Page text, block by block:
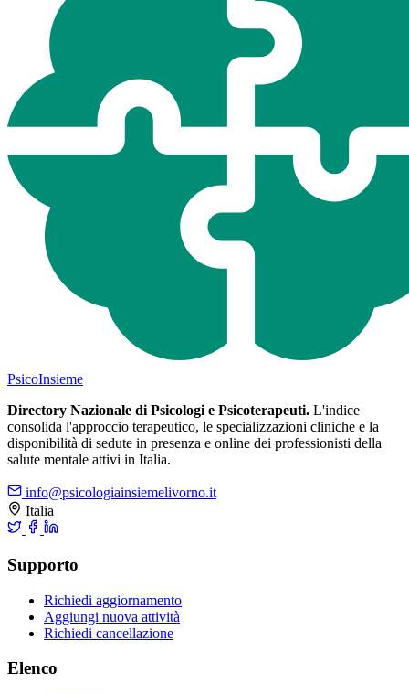
PsicoInsieme
Directory Nazionale di Psicologi e Psicoterapeuti. L'indice
consolida l'approccio terapeutico, le specializzazioni cliniche e la
disponibilità di sedute in presenza e online dei professionisti della
salute mentale attivi in Italia.
info@psicologiainsiemelivorno.it
Italia
Supporto
Richiedi aggiornamento
Aggiungi nuova attività
Richiedi cancellazione
Elenco